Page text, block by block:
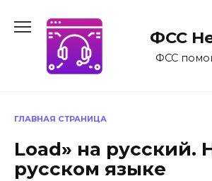
содержанию
ФСС
ФСС
ГЛАВНАЯ СТРАНИЦА
Load» на русский.
русском языке